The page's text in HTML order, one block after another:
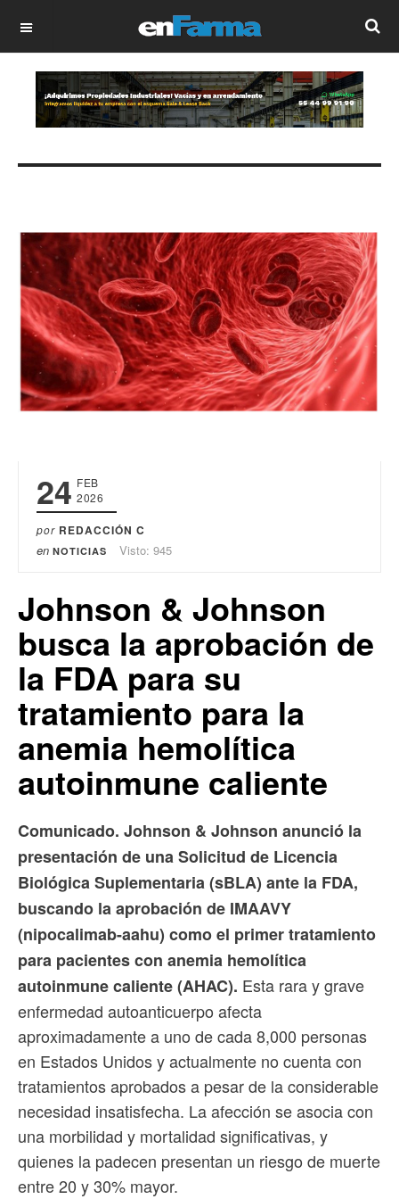
OFF CANVAS
24 FEB
2026
por REDACCIÓN C
en NOTICIAS Visto: 945
Johnson & Johnson
busca la aprobación de
la FDA para su
tratamiento para la
anemia hemolítica
autoinmune caliente
Comunicado. Johnson & Johnson anunció la
presentación de una Solicitud de Licencia
Biológica Suplementaria (sBLA) ante la FDA,
buscando la aprobación de IMAAVY
(nipocalimab-aahu) como el primer tratamiento
para pacientes con anemia hemolítica
autoinmune caliente (AHAC). Esta rara y grave
enfermedad autoanticuerpo afecta
aproximadamente a uno de cada 8,000 personas
en Estados Unidos y actualmente no cuenta con
tratamientos aprobados a pesar de la considerable
necesidad insatisfecha. La afección se asocia con
una morbilidad y mortalidad significativas, y
quienes la padecen presentan un riesgo de muerte
entre 20 y 30% mayor.